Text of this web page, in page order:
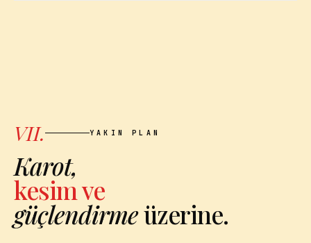
VII. YAKIN PLAN
Karot,
kesim ve
güçlendirmeüzerine.